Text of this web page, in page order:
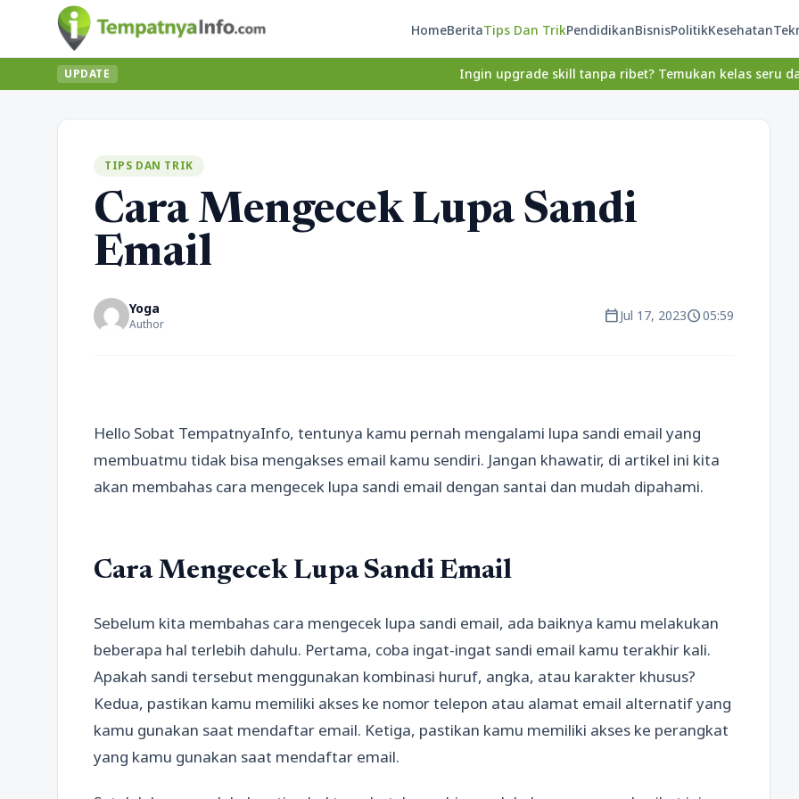
HomeBeritaTips Dan TrikPendidikanBisnisPolitikKesehatan
UPDATE Ingin upgrade skill tanpa ribet? Temukan kelas seru dan
TIPS DAN TRIK
Cara Mengecek Lupa Sandi
Email
Yoga
Author calendar_todayJul 17, 2023schedule05:59
Hello Sobat TempatnyaInfo, tentunya kamu pernah mengalami lupa sandi email yang
membuatmu tidak bisa mengakses email kamu sendiri. Jangan khawatir, di artikel ini kita
akan membahas cara mengecek lupa sandi email dengan santai dan mudah dipahami.
Cara Mengecek Lupa Sandi Email
Sebelum kita membahas cara mengecek lupa sandi email, ada baiknya kamu melakukan
beberapa hal terlebih dahulu. Pertama, coba ingat-ingat sandi email kamu terakhir kali.
Apakah sandi tersebut menggunakan kombinasi huruf, angka, atau karakter khusus?
Kedua, pastikan kamu memiliki akses ke nomor telepon atau alamat email alternatif yang
kamu gunakan saat mendaftar email. Ketiga, pastikan kamu memiliki akses ke perangkat
yang kamu gunakan saat mendaftar email.